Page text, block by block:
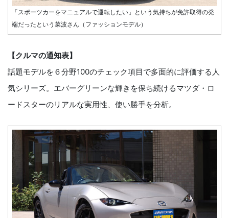
「スポーツカーをマニュアルで運転したい」という気持ちが免許取得の発
端だったという菜波さん（ファッションモデル）
【クルマの通知表】
話題モデルを６分野100のチェック項目で多面的に評価する人
気シリーズ。エバーグリーンな輝きを保ち続けるマツダ・ロ
ードスターのリアルな実用性、使い勝手を分析。